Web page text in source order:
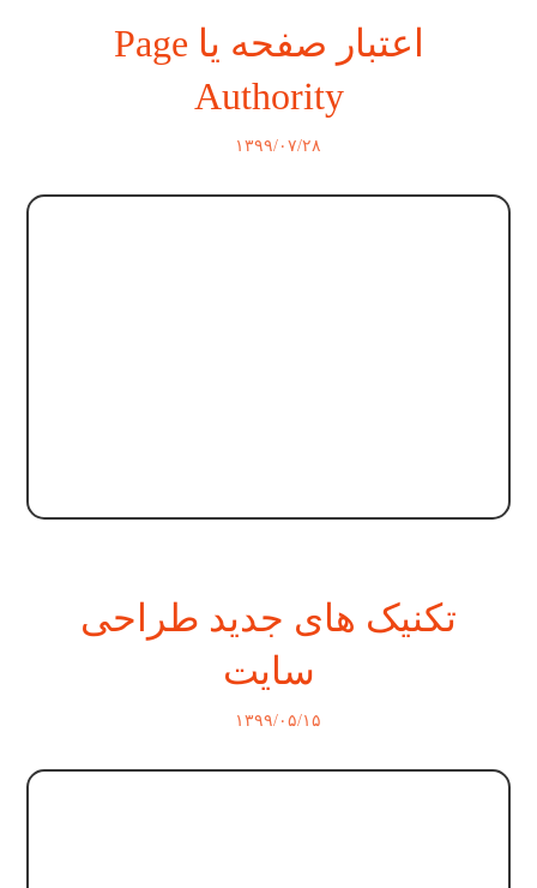
اعتبار صفحه یا Page
Authority
۱۳۹۹/۰۷/۲۸
تکنیک های جدید طراحی
سایت
۱۳۹۹/۰۵/۱۵